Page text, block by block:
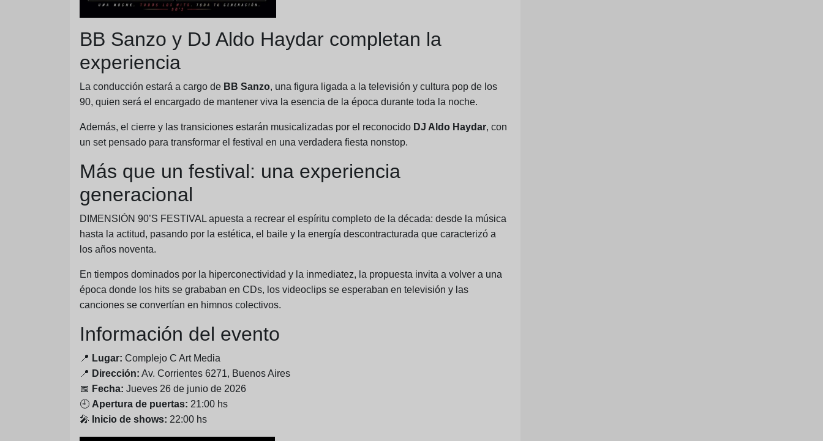
BB Sanzo y DJ Aldo Haydar completan la
experiencia
La conducción estará a cargo de BB Sanzo, una figura ligada a la televisión y cultura pop de los
90, quien será el encargado de mantener viva la esencia de la época durante toda la noche.
Además, el cierre y las transiciones estarán musicalizadas por el reconocido DJ Aldo Haydar, con
un set pensado para transformar el festival en una verdadera fiesta nonstop.
Más que un festival: una experiencia
generacional
DIMENSIÓN 90’S FESTIVAL apuesta a recrear el espíritu completo de la década: desde la música
hasta la actitud, pasando por la estética, el baile y la energía descontracturada que caracterizó a
los años noventa.
En tiempos dominados por la hiperconectividad y la inmediatez, la propuesta invita a volver a una
época donde los hits se grababan en CDs, los videoclips se esperaban en televisión y las
canciones se convertían en himnos colectivos.
Información del evento
📍 Lugar: Complejo C Art Media
📍 Dirección: Av. Corrientes 6271, Buenos Aires
📅 Fecha: Jueves 26 de junio de 2026
🕘 Apertura de puertas: 21:00 hs
🎤 Inicio de shows: 22:00 hs